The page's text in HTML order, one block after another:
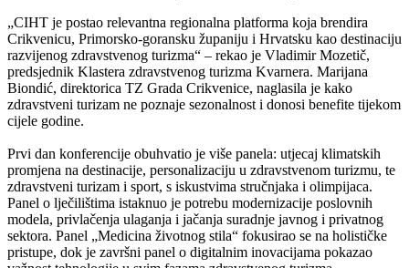
„CIHT je postao relevantna regionalna platforma koja brendira
Crikvenicu, Primorsko-goransku županiju i Hrvatsku kao destinaciju
razvijenog zdravstvenog turizma“ – rekao je Vladimir Mozetič,
predsjednik Klastera zdravstvenog turizma Kvarnera. Marijana
Biondić, direktorica TZ Grada Crikvenice, naglasila je kako
zdravstveni turizam ne poznaje sezonalnost i donosi benefite tijekom
cijele godine.
Prvi dan konferencije obuhvatio je više panela: utjecaj klimatskih
promjena na destinacije, personalizaciju u zdravstvenom turizmu, te
zdravstveni turizam i sport, s iskustvima stručnjaka i olimpijaca.
Panel o lječilištima istaknuo je potrebu modernizacije poslovnih
modela, privlačenja ulaganja i jačanja suradnje javnog i privatnog
sektora. Panel „Medicina životnog stila“ fokusirao se na holističke
pristupe, dok je završni panel o digitalnim inovacijama pokazao